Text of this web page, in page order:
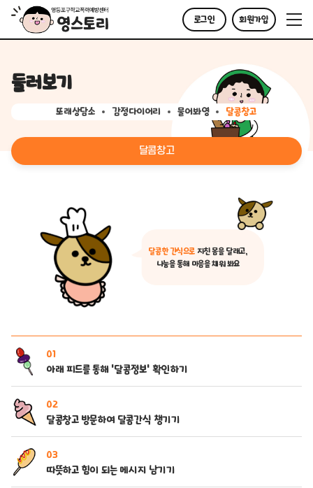
로그인 회원가입
둘러보기
또래상담소 감정다이어리 물어봐영 달콤창고
달콤창고
달콤한 간식으로 지친 몸을 달래고,
나눔을 통해 마음을 채워 봐요
01
아래 피드를 통해 ‘달콤정보’ 확인하기
02
달콤창고 방문하여 달콤간식 챙기기
03
따뜻하고 힘이 되는 메시지 남기기